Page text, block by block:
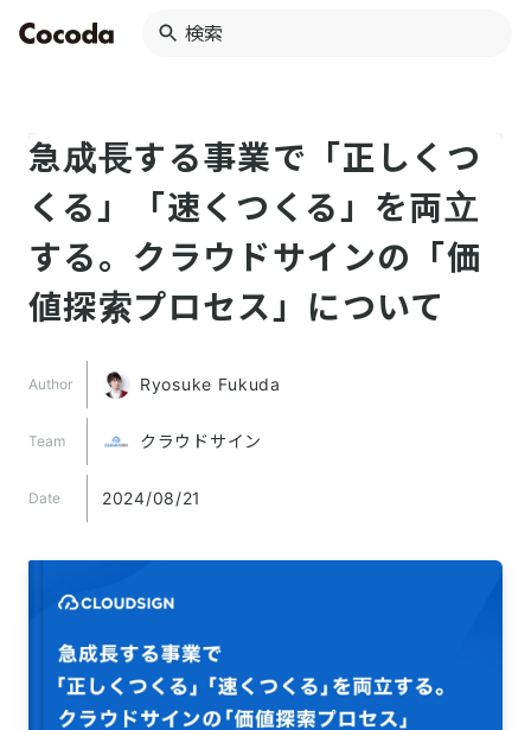
急成長する事業で「正しくつ
くる」「速くつくる」を両立
する。クラウドサインの「価
値探索プロセス」について
Author Ryosuke Fukuda
Team クラウドサイン
Date 2024/08/21